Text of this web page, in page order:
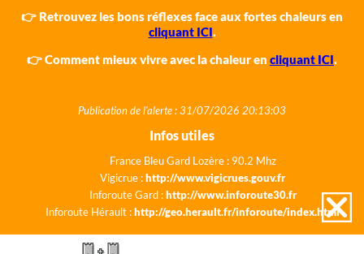
👉 Retrouvez les bons réflexes face aux fortes chaleurs en
cliquant ICI.
👉 Comment mieux vivre avec la chaleur en cliquant ICI.
Publication de l'alerte : 31/07/2026 20:13:03
Infos utiles
France Bleu Gard Lozère : 90.2 Mhz
Vigicrue :http://www.vigicrues.gouv.fr
Inforoute Gard :http://www.inforoute30.fr
Inforoute Hérault :http://geo.herault.fr/inforoute/index.html